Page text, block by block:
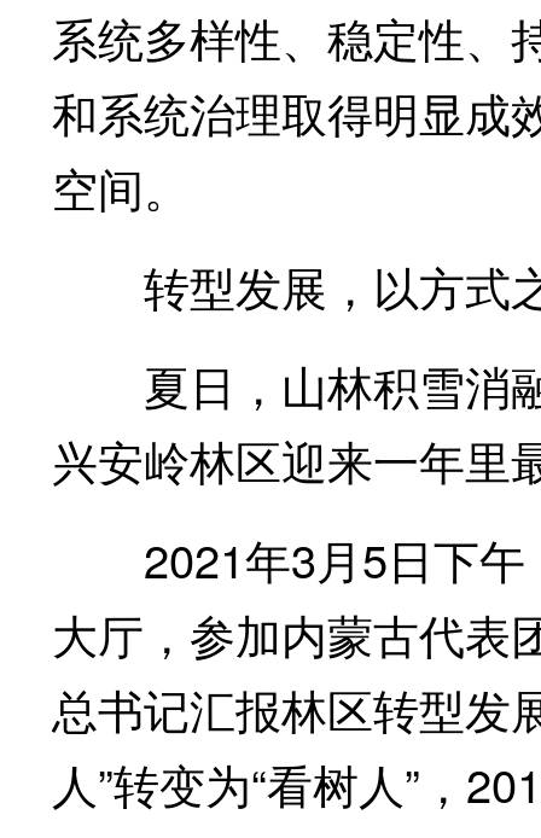
系统多样性、稳定性、
和系统治理取得明显成
空间。
转型发展，以方式
夏日，山林积雪消
兴安岭林区迎来一年里
2021年3月5日下午
大厅，参加内蒙古代表
总书记汇报林区转型发
人”转变为“看树人”，